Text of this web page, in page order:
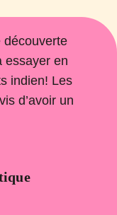
découverte
essayer en
indien! Les
d’avoir un